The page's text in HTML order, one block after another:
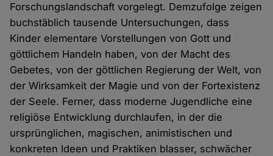
Forschungslandschaft vorgelegt. Demzufolge zeigen
buchstäblich tausende Untersuchungen, dass
Kinder elementare Vorstellungen von Gott und
göttlichem Handeln haben, von der Macht des
Gebetes, von der göttlichen Regierung der Welt, von
der Wirksamkeit der Magie und von der Fortexistenz
der Seele. Ferner, dass moderne Jugendliche eine
religiöse Entwicklung durchlaufen, in der die
ursprünglichen, magischen, animistischen und
konkreten Ideen und Praktiken blasser, schwächer